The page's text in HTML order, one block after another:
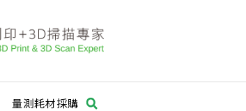
量測耗材採購